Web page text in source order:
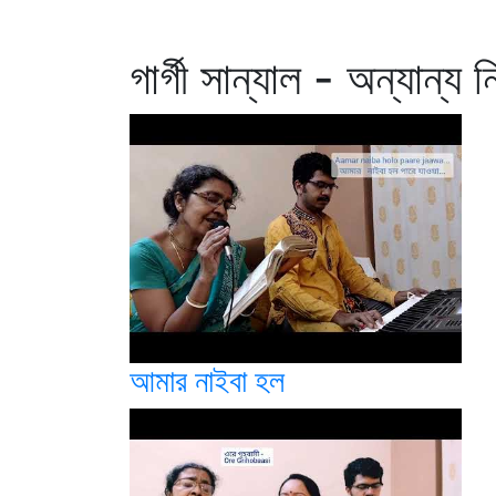
গার্গী সান্যাল - অন্যান্য
আমার নাইবা হল